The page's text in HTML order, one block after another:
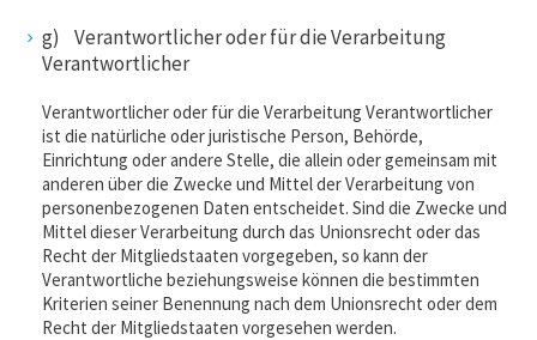
g) Verantwortlicher oder für die Verarbeitung
Verantwortlicher
Verantwortlicher oder für die Verarbeitung Verantwortlicher
ist die natürliche oder juristische Person, Behörde,
Einrichtung oder andere Stelle, die allein oder gemeinsam mit
anderen über die Zwecke und Mittel der Verarbeitung von
personenbezogenen Daten entscheidet. Sind die Zwecke und
Mittel dieser Verarbeitung durch das Unionsrecht oder das
Recht der Mitgliedstaaten vorgegeben, so kann der
Verantwortliche beziehungsweise können die bestimmten
Kriterien seiner Benennung nach dem Unionsrecht oder dem
Recht der Mitgliedstaaten vorgesehen werden.